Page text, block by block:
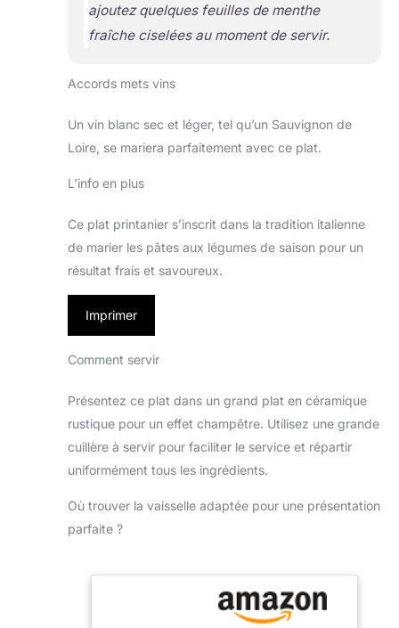
ajoutez quelques feuilles de menthe
fraîche ciselées au moment de servir.
Accords mets vins
Un vin blanc sec et léger, tel qu’un Sauvignon de
Loire, se mariera parfaitement avec ce plat.
L’info en plus
Ce plat printanier s’inscrit dans la tradition italienne
de marier les pâtes aux légumes de saison pour un
résultat frais et savoureux.
Imprimer
Comment servir
Présentez ce plat dans un grand plat en céramique
rustique pour un effet champêtre. Utilisez une grande
cuillère à servir pour faciliter le service et répartir
uniformément tous les ingrédients.
Où trouver la vaisselle adaptée pour une présentation
parfaite ?